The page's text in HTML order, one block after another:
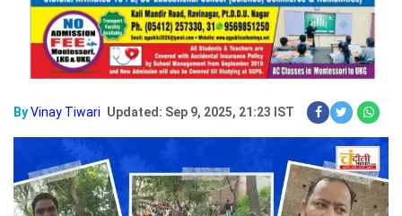
ByVinay Tiwari Updated: Sep 9, 2025, 21:23 IST